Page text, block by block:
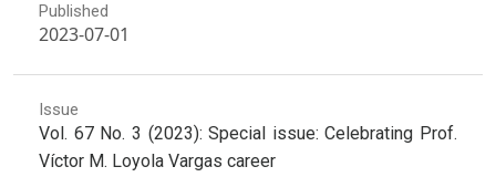
Published
2023-07-01
Issue
Vol. 67 No. 3 (2023): Special issue: Celebrating Prof.
Víctor M. Loyola Vargas career